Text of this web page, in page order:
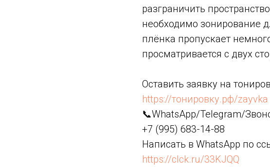
разграничить
необходимо зонирование
плёнка пропускает
просматривается с двух
Оставить заявку на
https://тонировку.рф/zayvka
📞WhatsApp/Telegram/
+7 (995) 683-14-88
Написать в WhatsApp по
https://clck.ru/33KJQQ